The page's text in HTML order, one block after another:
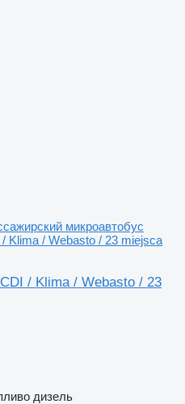
микроавтобус
Klima / Webasto / 23 miejsca
/ Klima / Webasto / 23
дизель